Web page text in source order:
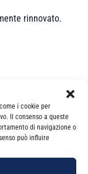
i cookie per
Il consenso a queste
di navigazione o
può influire
rinnovato.